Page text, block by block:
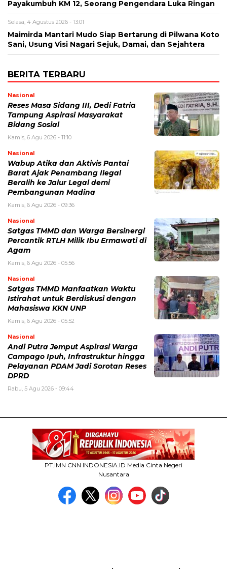
Payakumbuh KM 12, Seorang Pengendara Luka Ringan
Selasa, 4 Agustus 2026 - 13:01
Maimirda Mantari Mudo Siap Bertarung di Pilwana Koto
Sani, Usung Visi Nagari Sejuk, Damai, dan Sejahtera
BERITA TERBARU
Nasional
Reses Masa Sidang III, Dedi Fatria
Tampung Aspirasi Masyarakat
Bidang Sosial
Kamis, 6 Agu 2026 - 11:10
Nasional
Wabup Atika dan Aktivis Pantai
Barat Ajak Penambang Ilegal
Beralih ke Jalur Legal demi
Pembangunan Madina
Kamis, 6 Agu 2026 - 09:36
Nasional
Satgas TMMD dan Warga Bersinergi
Percantik RTLH Milik Ibu Ermawati di
Agam
Kamis, 6 Agu 2026 - 05:56
Nasional
Satgas TMMD Manfaatkan Waktu
Istirahat untuk Berdiskusi dengan
Mahasiswa KKN UNP
Kamis, 6 Agu 2026 - 05:52
Nasional
Andi Putra Jemput Aspirasi Warga
Campago Ipuh, Infrastruktur hingga
Pelayanan PDAM Jadi Sorotan Reses
DPRD
Rabu, 5 Agu 2026 - 09:44
PT.IMN CNN INDONESIA.ID Media Cinta Negeri
Nusantara